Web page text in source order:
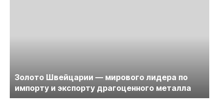
Золото Швейцарии — мирового лидера по
импорту и экспорту драгоценного металла